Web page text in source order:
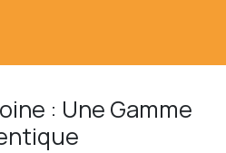
: Une Gamme